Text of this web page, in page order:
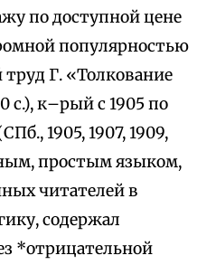
по доступной цене
популярностью
Г. «Толкование
с.), к–рый с 1905 по
1905, 1907, 1909,
простым языком,
читателей в
содержал
*отрицательной